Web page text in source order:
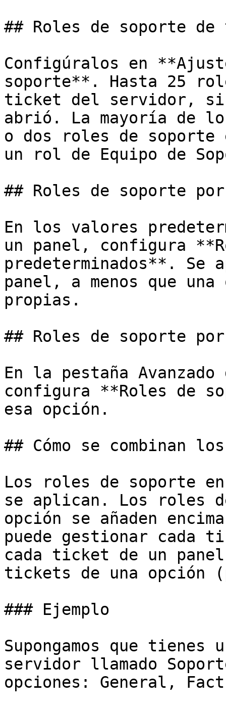
## Roles de soporte
Configúralos en
soporte**. Hasta 25
ticket del servidor,
abrió. La mayoría de
o dos roles de soporte
un rol de Equipo de
## Roles de soporte
En los valores
un panel, configura
predeterminados**. Se
panel, a menos que
propias.
## Roles de soporte
En la pestaña
configura **Roles de
esa opción.
## Cómo se combinan
Los roles de soporte
se aplican. Los roles
opción se añaden
puede gestionar cada
cada ticket de un
tickets de una opción
### Ejemplo
Supongamos que
servidor llamado
opciones: General,